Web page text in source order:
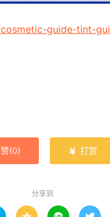
guide-tint-
赞(0)  打赏
分享到